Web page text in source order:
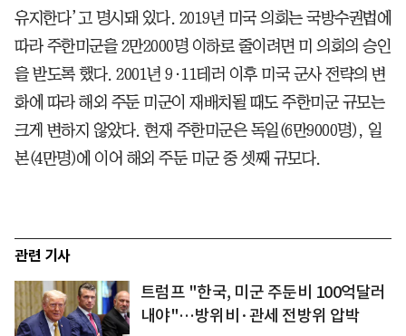
유지한다’고 명시돼 있다. 2019년 미국 의회는 국방수권법에
따라 주한미군을 2만2000명 이하로 줄이려면 미 의회의 승인
을 받도록 했다. 2001년 9·11테러 이후 미국 군사 전략의 변
화에 따라 해외 주둔 미군이 재배치될 때도 주한미군 규모는
크게 변하지 않았다. 현재 주한미군은 독일(6만9000명), 일
본(4만명)에 이어 해외 주둔 미군 중 셋째 규모다.
관련 기사
트럼프 "한국, 미군 주둔비 100억달러
내야"…방위비·관세 전방위 압박